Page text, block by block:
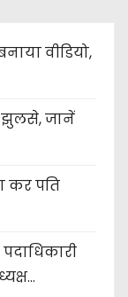
वीडियो,
झुलसे, जानें
कर पति